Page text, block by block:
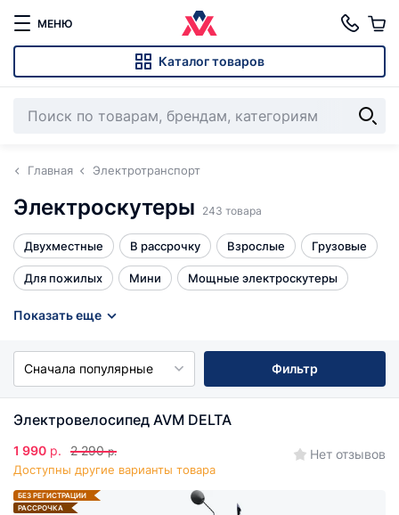
МЕНЮ
Каталог товаров
Главная Электротранспорт
Электроскутеры 243 товара
Двухместные В рассрочку Взрослые Грузовые
Для пожилых Мини Мощные электроскутеры
Права не нужны
Показать еще
Сначала популярные Фильтр
Электровелосипед AVM DELTA
1 990 р. 2 290 р.
Доступны другие варианты товара
Нет отзывов
БЕЗ РЕГИСТРАЦИИ
РАССРОЧКА